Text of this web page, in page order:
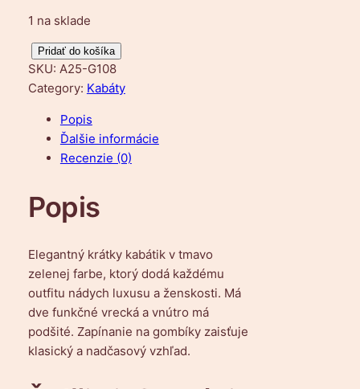
1 na sklade
n
o
K
t
k
y
t
m
a
Pridať do košíka
SKU: A25-G108
Category: Kabáty
Popis
Ďalšie informácie
Recenzie (0)
Popis
Elegantný krátky kabátik v tmavo
zelenej farbe, ktorý dodá každému
outfitu nádych luxusu a ženskosti. Má
dve funkčné vrecká a vnútro má
podšité. Zapínanie na gombíky zaisťuje
klasický a nadčasový vzhľad.